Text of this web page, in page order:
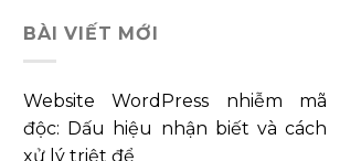
viết
BÀI VIẾT MỚI
Website WordPress nhiễm mã
độc: Dấu hiệu nhận biết và cách
xử lý triệt để